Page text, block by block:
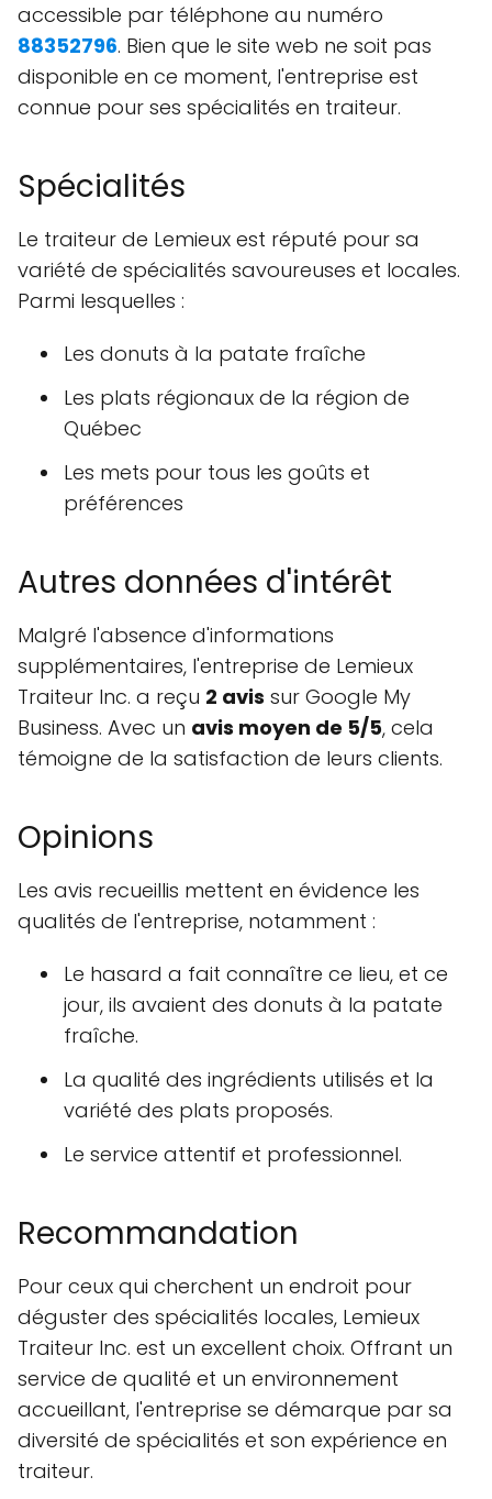
accessible par téléphone au numéro
88352796. Bien que le site web ne soit pas
disponible en ce moment, l'entreprise est
connue pour ses spécialités en traiteur.
Spécialités
Le traiteur de Lemieux est réputé pour sa
variété de spécialités savoureuses et locales.
Parmi lesquelles :
Les donuts à la patate fraîche
Les plats régionaux de la région de
Québec
Les mets pour tous les goûts et
préférences
Autres données d'intérêt
Malgré l'absence d'informations
supplémentaires, l'entreprise de Lemieux
Traiteur Inc. a reçu 2 avis sur Google My
Business. Avec un avis moyen de 5/5, cela
témoigne de la satisfaction de leurs clients.
Opinions
Les avis recueillis mettent en évidence les
qualités de l'entreprise, notamment :
Le hasard a fait connaître ce lieu, et ce
jour, ils avaient des donuts à la patate
fraîche.
La qualité des ingrédients utilisés et la
variété des plats proposés.
Le service attentif et professionnel.
Recommandation
Pour ceux qui cherchent un endroit pour
déguster des spécialités locales, Lemieux
Traiteur Inc. est un excellent choix. Offrant un
service de qualité et un environnement
accueillant, l'entreprise se démarque par sa
diversité de spécialités et son expérience en
traiteur.